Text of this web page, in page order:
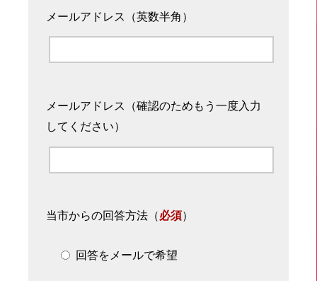
メールアドレス（英数半角）
メールアドレス（確認のためもう一度入力
してください）
当市からの回答方法 （必須）
回答をメールで希望